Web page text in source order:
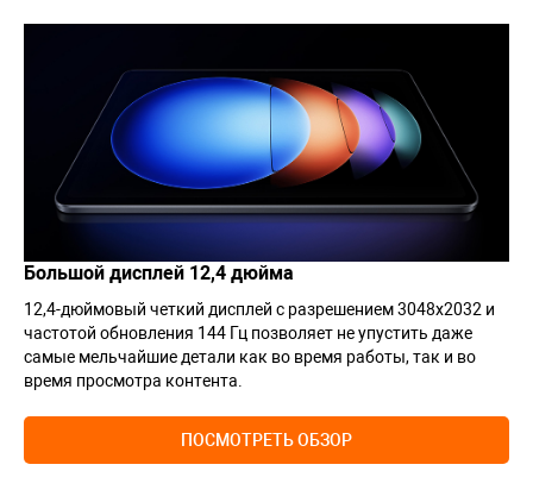
Большой дисплей 12,4 дюйма
12,4-дюймовый четкий дисплей с разрешением 3048х2032 и
частотой обновления 144 Гц позволяет не упустить даже
самые мельчайшие детали как во время работы, так и во
время просмотра контента.
ПОСМОТРЕТЬ ОБЗОР